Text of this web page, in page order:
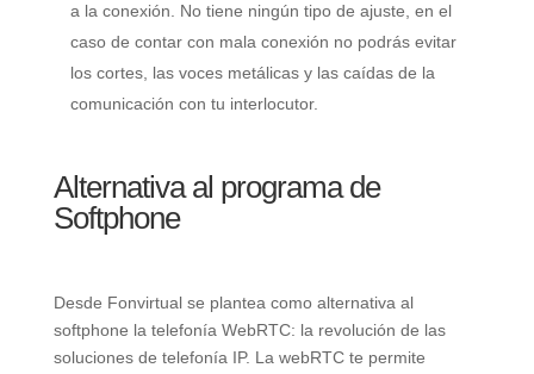
a la conexión. No tiene ningún tipo de ajuste, en el
caso de contar con mala conexión no podrás evitar
los cortes, las voces metálicas y las caídas de la
comunicación con tu interlocutor.
Alternativa al programa de
Softphone
Desde Fonvirtual se plantea como alternativa al
softphone la telefonía WebRTC: la revolución de las
soluciones de telefonía IP. La webRTC te permite